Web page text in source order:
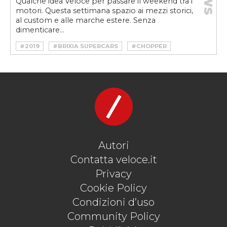
motori. Questa settimana spazio ai mezzi storici,
al custom e alle marche estere. Senza
dimenticare...
#2019 #BRIXIA SUPERCARS
#CHOPPER
#HOTROD
#HYUNDAI
#MAHINDRA
Autori
Contatta veloce.it
Privacy
Cookie Policy
Condizioni d’uso
Community Policy